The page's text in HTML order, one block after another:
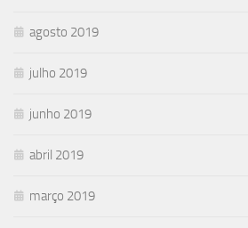
agosto 2019
julho 2019
junho 2019
abril 2019
março 2019